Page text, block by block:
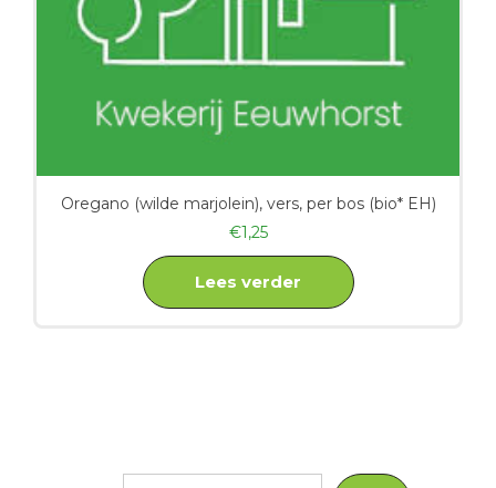
Oregano (wilde marjolein), vers, per bos (bio* EH)
€1,25
Lees verder